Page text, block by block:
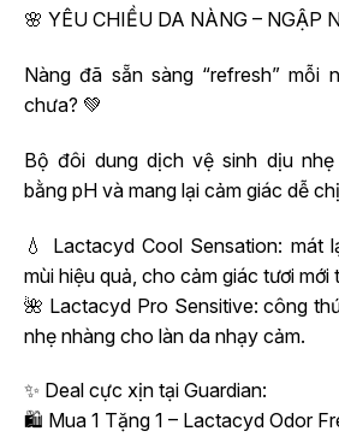
🌸 YÊU CHIỀU DA NÀNG – NGẬP
Nàng đã sẵn sàng “refresh” mỗi
chưa? 💚
Bộ đôi dung dịch vệ sinh dịu
bằng pH và mang lại cảm giác dễ
💧 Lactacyd Cool Sensation: mát
mùi hiệu quả, cho cảm giác tươi mới
🌺 Lactacyd Pro Sensitive: công
nhẹ nhàng cho làn da nhạy cảm.
✨ Deal cực xịn tại Guardian:
🛍️ Mua 1 Tặng 1 – Lactacyd Odor